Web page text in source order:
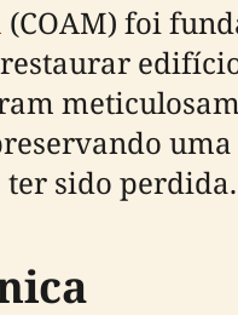
(COAM) foi
sido perdida.